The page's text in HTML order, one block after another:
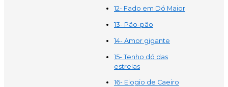
12- Fado em Dó Maior
13- Pão-pão
14- Amor gigante
15- Tenho dó das
estrelas
16- Elogio de Caeiro